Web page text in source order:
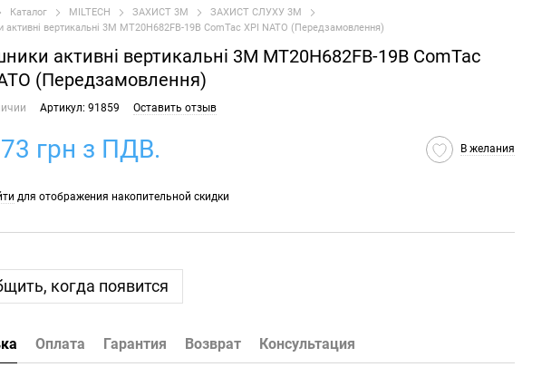
Каталог MILTECH ЗАХИСТ 3M
ЗАХИСТ СЛУХУ 3M
активні вертикальні 3M MT20H682FB-19B ComTac XPI NATO (Передзамовлення)
активні вертикальні 3M MT20H682FB-19B ComTac
(Передзамовлення)
Артикул: 91859 Оставить отзыв
грн з ПДВ. В желания
для отображения накопительной скидки
когда появится
Оплата Гарантия Возврат Консультация